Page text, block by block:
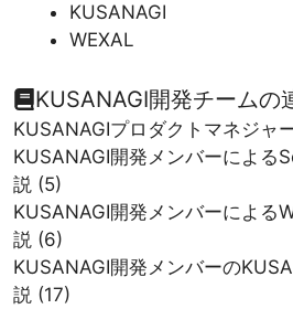
KUSANAGI
WEXAL
KUSANAGI開発チームの
KUSANAGIプロダクトマネジャ
KUSANAGI開発メンバーによる
説 (5)
KUSANAGI開発メンバーによる
説 (6)
KUSANAGI開発メンバーの
説 (17)